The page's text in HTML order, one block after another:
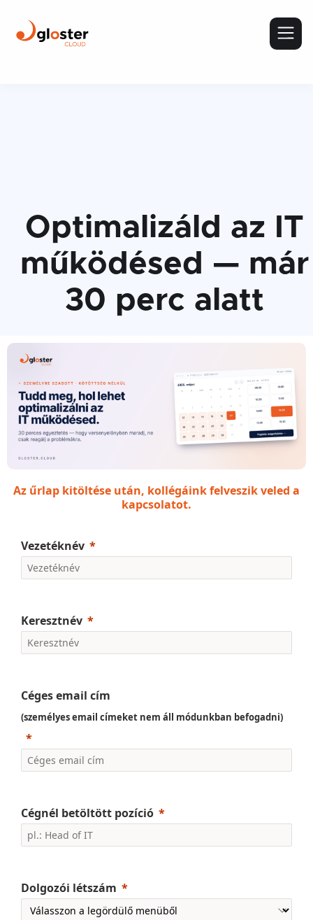
Optimalizáld az IT
működésed — már
30 perc alatt
Az űrlap kitöltése után, kollégáink felveszik veled a
kapcsolatot.
Vezetéknév
Keresztnév
Céges email cím
(személyes email címeket nem áll módunkban befogadni)
Cégnél betöltött pozíció
Dolgozói létszám